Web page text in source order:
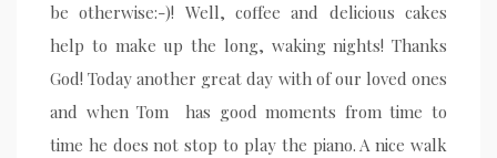
be otherwise:-)! Well, coffee and delicious cakes
help to make up the long, waking nights! Thanks
God! Today another great day with of our loved ones
and when Tom has good moments from time to
time he does not stop to play the piano. A nice walk